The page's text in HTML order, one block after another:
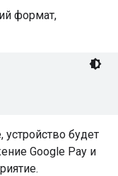
формат,
будет
Google Pay и